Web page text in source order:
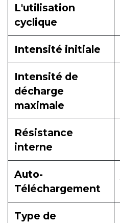
L'utilisation
cyclique
Intensité initiale
Intensité de
décharge
maximale
Résistance
interne
Auto-
Téléchargement
Type de